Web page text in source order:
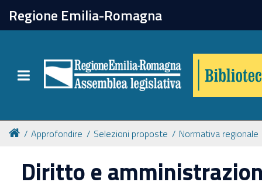
Regione Emilia-Romagna
Toggle navigation
chiudi
Catalogo online
Collezioni
Per approfondire
Approfondire Selezioni proposte Normativa regionale
Diritto e